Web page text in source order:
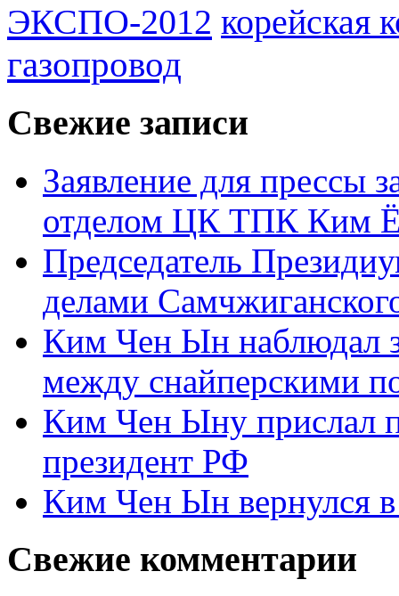
ЭКСПО-2012 корейская
газопровод
Свежие записи
Заявление для прессы
отделом ЦК ТПК Ким
Председатель
делами
Ким Чен Ын наблюдал
между снайперскими
Ким Чен Ыну прислал
президент РФ
Ким Чен Ын вернулся
Свежие комментарии